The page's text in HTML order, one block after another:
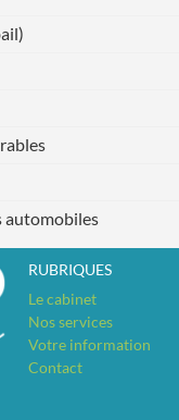
automobiles
RUBRIQUES
Le cabinet
Nos services
Votre information
Contact